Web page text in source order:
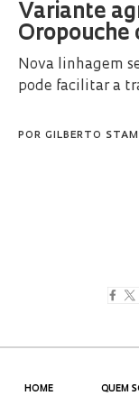
Variante
Oropouche
Nova linhagem
pode facilitar a
POR GILBERTO STAM
HOME QUEM